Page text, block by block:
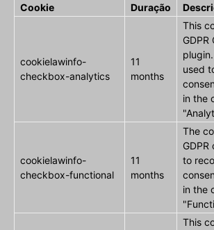
Cookie
Duração
cookielawinfo-
checkbox-analytics
11
months
This
GDPR
used
in the
cookielawinfo-
checkbox-functional
11
months
The
to
in the
This